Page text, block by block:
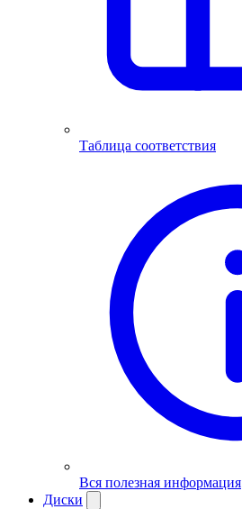
Таблица соответствия
Вся полезная информация
Диски